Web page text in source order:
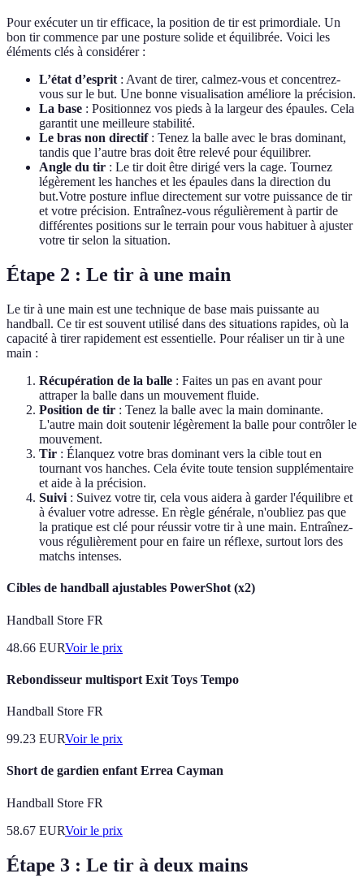
Pour exécuter un tir efficace, la position de tir est primordiale. Un
bon tir commence par une posture solide et équilibrée. Voici les
éléments clés à considérer :
L’état d’esprit : Avant de tirer, calmez-vous et concentrez-
vous sur le but. Une bonne visualisation améliore la précision.
La base : Positionnez vos pieds à la largeur des épaules. Cela
garantit une meilleure stabilité.
Le bras non directif: Tenez la balle avec le bras dominant,
tandis que l’autre bras doit être relevé pour équilibrer.
Angle du tir : Le tir doit être dirigé vers la cage. Tournez
légèrement les hanches et les épaules dans la direction du
but.Votre posture influe directement sur votre puissance de tir
et votre précision. Entraînez-vous régulièrement à partir de
différentes positions sur le terrain pour vous habituer à ajuster
votre tir selon la situation.
Étape 2 : Le tir à une main
Le tir à une main est une technique de base mais puissante au
handball. Ce tir est souvent utilisé dans des situations rapides, où la
capacité à tirer rapidement est essentielle. Pour réaliser un tir à une
main :
Récupération de la balle : Faites un pas en avant pour
attraper la balle dans un mouvement fluide.
Position de tir : Tenez la balle avec la main dominante.
L'autre main doit soutenir légèrement la balle pour contrôler le
mouvement.
Tir : Élanquez votre bras dominant vers la cible tout en
tournant vos hanches. Cela évite toute tension supplémentaire
et aide à la précision.
Suivi : Suivez votre tir, cela vous aidera à garder l'équilibre et
à évaluer votre adresse. En règle générale, n'oubliez pas que
la pratique est clé pour réussir votre tir à une main. Entraînez-
vous régulièrement pour en faire un réflexe, surtout lors des
matchs intenses.
Cibles de handball ajustables PowerShot (x2)
Handball Store FR
48.66 EURVoir le prix
Rebondisseur multisport Exit Toys Tempo
Handball Store FR
99.23 EURVoir le prix
Short de gardien enfant Errea Cayman
Handball Store FR
58.67 EURVoir le prix
Étape 3 : Le tir à deux mains